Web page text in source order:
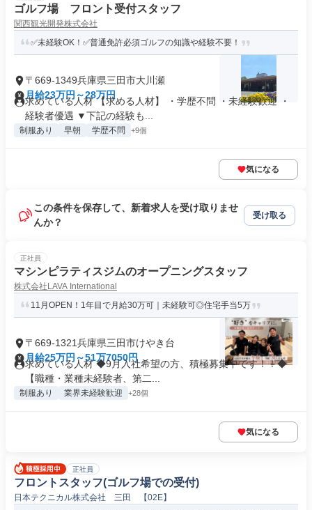
ゴルフ場 フロント受付スタッフ
関西観光開発株式会社
✅未経験OK！✅普通免許必須ゴルフの知識や経験不要！
〒669-1349兵庫県三田市大川瀬
月給23万円～28万円
求めている人材 【求める人材】 ・学歴不問 ・未経験歓迎 ・
経験者優遇 ▼下記の経験も...
制服あり 早朝 学歴不問 +9個
気になる
この条件を保存して、新着求人を受け取りませ
んか？
受け取る
正社員
マシンピラティスジムのオープニングスタッフ
株式会社LAVA International
11月OPEN！1年目で月給30万可｜未経験可◎住宅手当5万
〒669-1321兵庫県三田市けやき台
月給25万円～51万7050円
求めている人材 ◆9月入社希望の方、積極募集中です！！◆
【職種・業種未経験者、第二...
制服あり 業界未経験歓迎 +28個
気になる
正社員
フロントスタッフ(ゴルフ場での受付)
日本テクニカル株式会社 三田 【02E】